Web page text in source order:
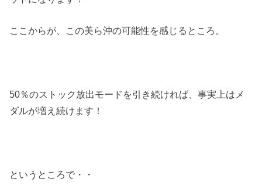
ここからが、この美ら沖の可能性を感じるところ。
50％のストック放出モードを引き続ければ、事実上はメ
ダルが増え続けます！
というところで・・